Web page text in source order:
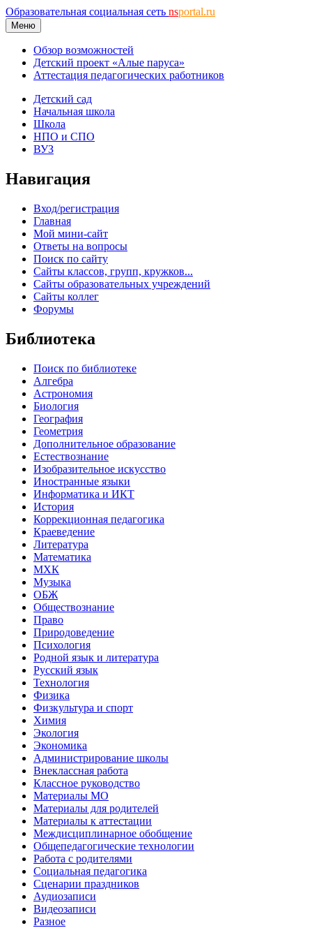
Образовательная социальная сеть nsportal.ru
Меню
Обзор возможностей
Детский проект «Алые паруса»
Аттестация педагогических работников
Детский сад
Начальная школа
Школа
НПО и СПО
ВУЗ
Навигация
Вход/регистрация
Главная
Мой мини-сайт
Ответы на вопросы
Поиск по сайту
Сайты классов, групп, кружков...
Сайты образовательных учреждений
Сайты коллег
Форумы
Библиотека
Поиск по библиотеке
Алгебра
Астрономия
Биология
География
Геометрия
Дополнительное образование
Естествознание
Изобразительное искусство
Иностранные языки
Информатика и ИКТ
История
Коррекционная педагогика
Краеведение
Литература
Математика
МХК
Музыка
ОБЖ
Обществознание
Право
Природоведение
Психология
Родной язык и литература
Русский язык
Технология
Физика
Физкультура и спорт
Химия
Экология
Экономика
Администрирование школы
Внеклассная работа
Классное руководство
Материалы МО
Материалы для родителей
Материалы к аттестации
Междисциплинарное обобщение
Общепедагогические технологии
Работа с родителями
Социальная педагогика
Сценарии праздников
Аудиозаписи
Видеозаписи
Разное